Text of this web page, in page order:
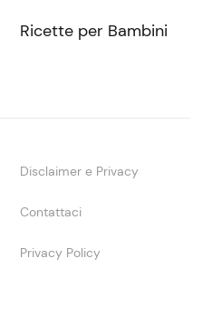
Ricette per Bambini
Disclaimer e Privacy
Contattaci
Privacy Policy